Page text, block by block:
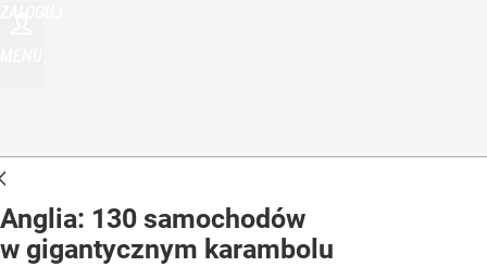
Anglia: 130 samochodów
w gigantycznym karambolu